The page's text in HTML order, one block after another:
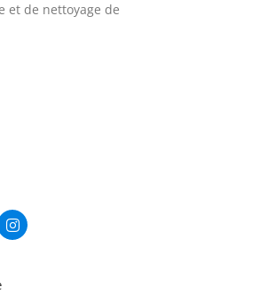
et de nettoyage de